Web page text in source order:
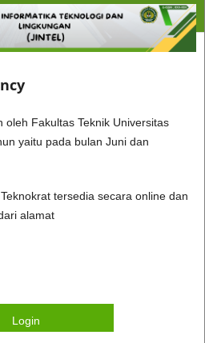
oleh Fakultas Teknik Universitas
yaitu pada bulan Juni dan
tersedia secara online dan
alamat
Login